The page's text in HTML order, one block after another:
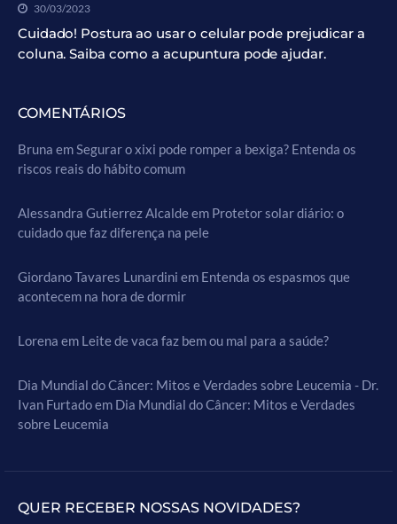
30/03/2023
Cuidado! Postura ao usar o celular pode prejudicar a
coluna. Saiba como a acupuntura pode ajudar.
COMENTÁRIOS
Bruna emSegurar o xixi pode romper a bexiga? Entenda os
riscos reais do hábito comum
Alessandra Gutierrez Alcaldeem Protetor solar diário: o
cuidado que faz diferença na pele
Giordano Tavares Lunardini em Entenda os espasmos que
acontecem na hora de dormir
Lorena em Leite de vaca faz bem ou mal para a saúde?
Dia Mundial do Câncer: Mitos e Verdades sobre Leucemia - Dr.
Ivan Furtadoem Dia Mundial do Câncer: Mitos e Verdades
sobre Leucemia
QUER RECEBER NOSSAS NOVIDADES?